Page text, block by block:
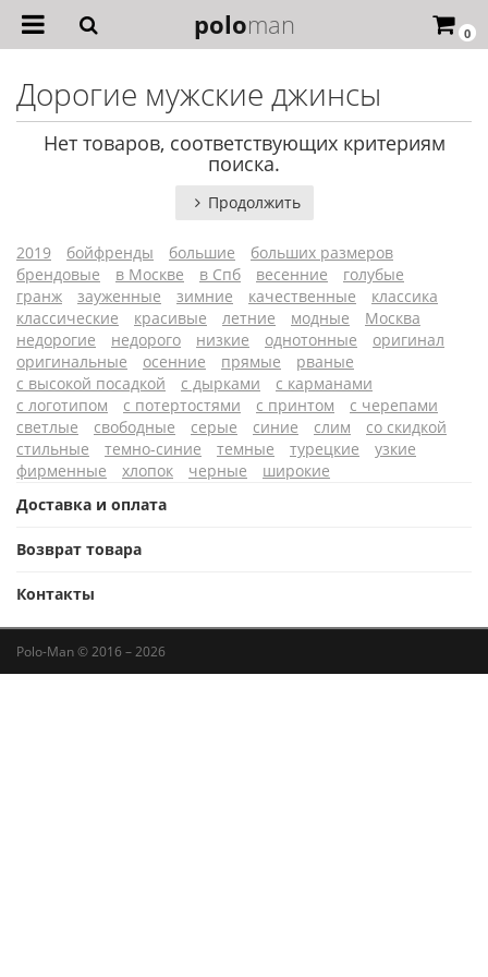
0
poloman
Дорогие мужские джинсы
Нет товаров, соответствующих критериям
поиска.
Продолжить
2019 бойфренды большие
больших размеров
брендовые
в Москве в Спб весенние
голубые
гранж
зауженные зимние качественные
классика
классические
красивые летние модные
Москва
недорогие
недорого низкие однотонные
оригинал
оригинальные
осенние прямые
рваные
с высокой посадкой
с дырками
с карманами
с логотипом
с потертостями с принтом
с черепами
светлые
свободные серые синие слим
со скидкой
стильные
темно-синие темные турецкие
узкие
фирменные
хлопок черные
широкие
Доставка и оплата
Возврат товара
Контакты
Polo-Man © 2016 – 2026